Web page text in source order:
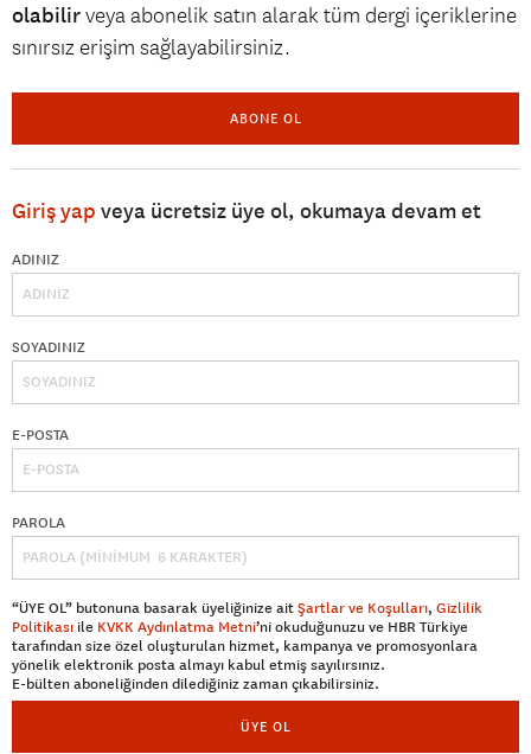
olabilirveya abonelik satın alarak tüm dergi içeriklerine
sınırsız erişim sağlayabilirsiniz.
ABONE OL
Giriş yap veya ücretsiz üye ol, okumaya devam et
ADINIZ
SOYADINIZ
E-POSTA
PAROLA
“ÜYE OL” butonuna basarak üyeliğinize aitŞartlar ve Koşulları, Gizlilik
Politikası ile KVKK Aydınlatma Metni’ni okuduğunuzu ve HBR Türkiye
tarafından size özel oluşturulan hizmet, kampanya ve promosyonlara
yönelik elektronik posta almayı kabul etmiş sayılırsınız.
E-bülten aboneliğinden dilediğiniz zaman çıkabilirsiniz.
ÜYE OL